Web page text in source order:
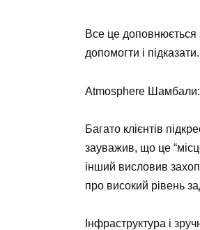
Все це
допомогти і підказати.
Atmosphere Шамбали:
Багато клієнтів
зауважив, що це
інший висловив
про високий рівень
Інфраструктура і